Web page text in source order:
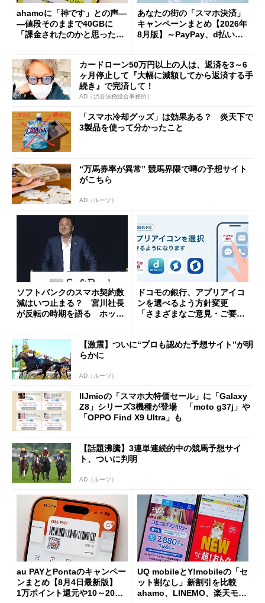
ahamoに「神です」との声―
―値段そのままで40GBに
「課金されたのかと思った」
あなたの街の「スマホ決済」
キャンペーンまとめ【2026年
8月版】～PayPay、d払い、a
カードローン50万円以上の人は、返済を3～6
ヶ月停止して『大幅に減額してから返済する手
続き』で完済して！
AD（渋谷法務総合事務所）
「スマホ冷却グッズ」は効果ある？ 炎天下で
3製品を使って分かったこと
“万馬券率が異常” 競馬界隈で噂の予想サイト
がこちら
AD（ルーツ）
ソフトバンクのスマホ契約数
減はいつ止まる？ 宮川社長
が反転の時期を語る ホッピ
ドコモの銀行、アプリアイコ
ンを選べるよう方針変更
「さまざまなご意見・ご要望
【激震】ついに“プロも認めた予想サイト”が明
らかに
AD（ルーツ）
IIJmioの「スマホ大特価セール」に「Galaxy
Z8」シリーズ3機種が登場 「moto g37j」や
「OPPO Find X9 Ultra」も
【話題沸騰】3連単連続的中の競馬予想サイ
ト、ついに判明
AD（ルーツ）
au PAYとPontaのキャンペー
ンまとめ【8月4日最新版】
1万ポイント還元や10～20％
UQ mobileとY!mobileの「セ
ット割なし」新割引を比較
ahamo、LINEMO、楽天モバ